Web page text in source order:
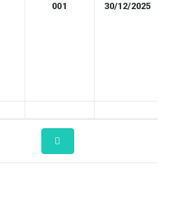
001 30/12/2025